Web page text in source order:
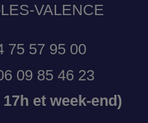
VALENCE
75 57 95 00
09 85 46 23
et week-end)